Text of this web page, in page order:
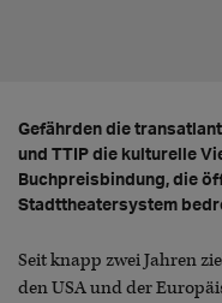
Gefährden die
und TTIP die kulturelle
Buchpreisbindung, die
Stadttheatersystem
Seit knapp zwei Jahren
den USA und der